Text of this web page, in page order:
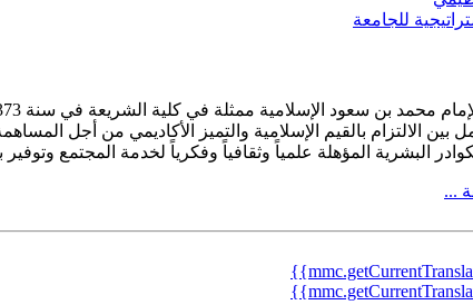
للجامعة
بين الالتزام بالقيم الإسلامية والتميز الأكاديمي من أجل
البشرية المؤهلة علمياً وثقافياً وفكرياً لخدمة المجتمع
...